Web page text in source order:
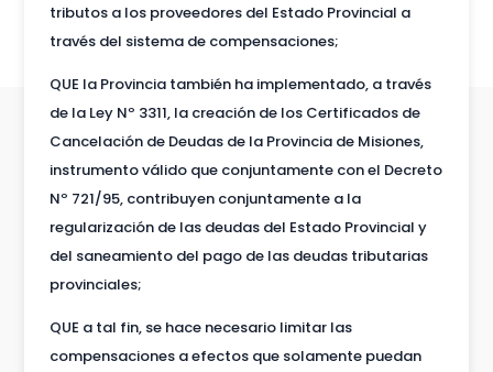
tributos a los proveedores del Estado Provincial a
través del sistema de compensaciones;
QUE la Provincia también ha implementado, a través
de la Ley Nº 3311, la creación de los Certificados de
Cancelación de Deudas de la Provincia de Misiones,
instrumento válido que conjuntamente con el Decreto
Nº 721/95, contribuyen conjuntamente a la
regularización de las deudas del Estado Provincial y
del saneamiento del pago de las deudas tributarias
provinciales;
QUE a tal fin, se hace necesario limitar las
compensaciones a efectos que solamente puedan